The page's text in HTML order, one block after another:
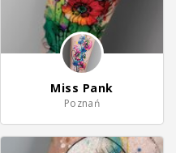
Miss Pank
Poznań